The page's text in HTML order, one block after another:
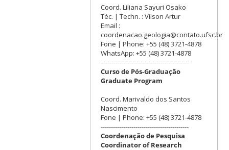
Coord. Liliana Sayuri Osako
Téc. | Techn. : Vilson Artur
Email :
coordenacao.geologia@contato.ufsc.br
Fone | Phone: +55 (48) 3721-4878
WhatsApp: +55 (48) 3721-4878
-------------------------------------------
Curso de Pós-Graduação
Graduate Program
Coord. Marivaldo dos Santos
Nascimento
Fone | Phone: +55 (48) 3721-4878
-------------------------------------------
Coordenação de Pesquisa
Coordinator of Research